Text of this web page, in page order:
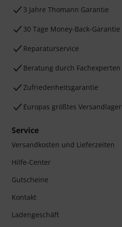
3 Jahre Thomann Garantie
30 Tage Money-Back-Garantie
Reparaturservice
Beratung durch Fachexperten
Zufriedenheitsgarantie
Europas größtes Versandlager
Service
Versandkosten und Lieferzeiten
Hilfe-Center
Gutscheine
Kontakt
Ladengeschäft